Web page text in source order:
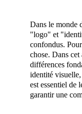
Dans le monde
"logo" et
confondus.
chose. Dans
différences
identité
est essentiel de
garantir une